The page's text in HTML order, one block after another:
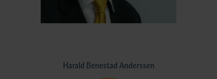
Harald Benestad Anderssen